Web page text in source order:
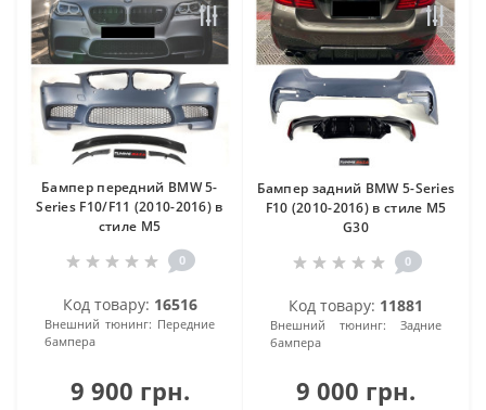
Бампер передний BMW 5-
Series F10/F11 (2010-2016) в
стиле M5
0
Код товару: 16516
Внешний тюнинг: Передние
бампера
9 900 грн.
Бампер задний BMW 5-Series
F10 (2010-2016) в стиле M5
G30
0
Код товару: 11881
Внешний тюнинг:
Задние
бампера
9 000 грн.